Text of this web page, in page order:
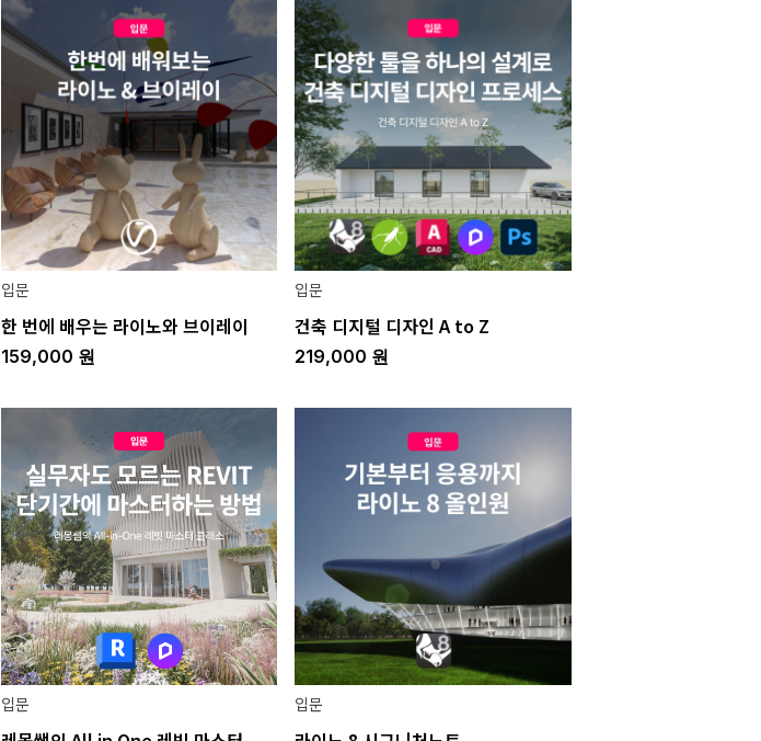
입문
한 번에 배우는 라이노와 브이레이
159,000 원
입문
건축 디지털 디자인 A to Z
219,000 원
입문 입문